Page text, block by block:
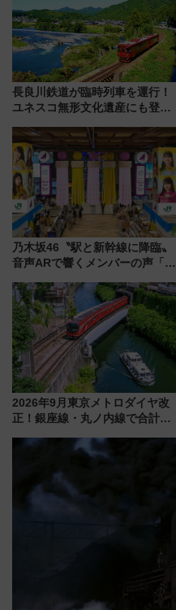
長良川鉄道が臨時列車を運行！
ユネスコ無形文化遺産にも登録
に 乗車には予約が必要
乃木坂46〝駅と新幹線に降臨〟
音声ARで響くメンバーの声「真
2026年9月東京メトロダイヤ改
正！銀座線・丸ノ内線で合計